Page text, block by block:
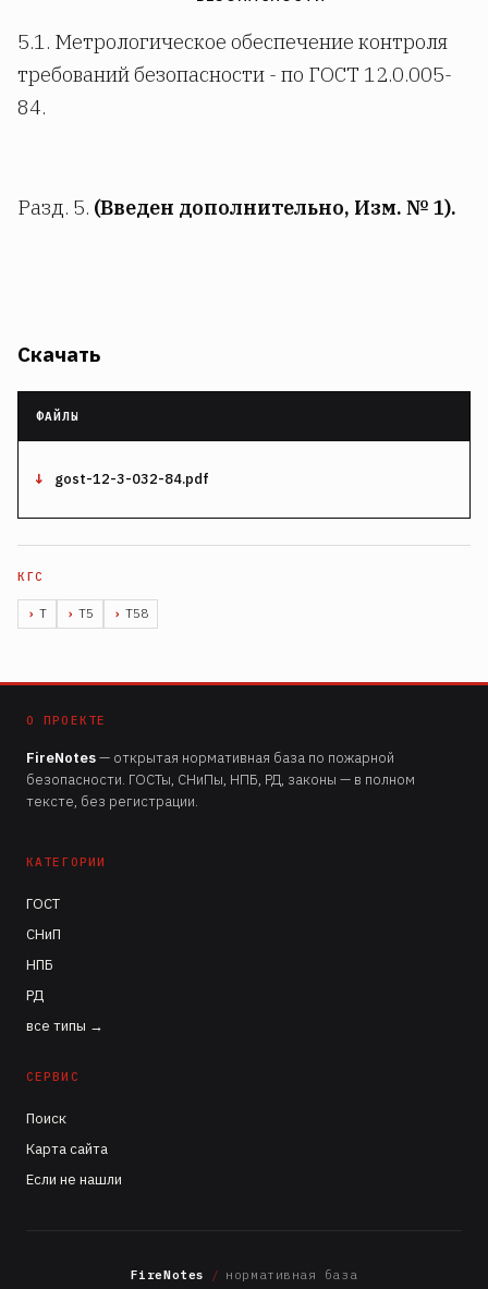
5.1. Метрологическое обеспечение контроля
требований безопасности - по ГОСТ 12.0.005-
84.
Разд. 5. (Введен дополнительно, Изм. № 1).
Скачать
gost-12-3-032-84.pdf
Т Т5 Т58
О ПРОЕКТЕ
FireNotes— открытая нормативная база по пожарной
безопасности. ГОСТы, СНиПы, НПБ, РД, законы — в полном
тексте, без регистрации.
КАТЕГОРИИ
ГОСТ
СНиП
НПБ
РД
все типы →
СЕРВИС
Поиск
Карта сайта
Если не нашли
FireNotes / нормативная база